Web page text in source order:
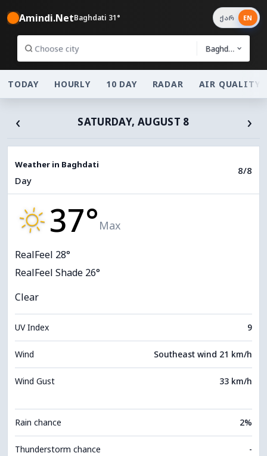
Amindi.NetBaghdati 31°
Baghdati
ქარ EN
TODAY HOURLY 10 DAY RADAR AIR QUALITY
‹ SATURDAY, AUGUST 8 ›
Weather in Baghdati
Day
8/8
37° Max
RealFeel 28°
RealFeel Shade 26°
Clear
UV Index 9
Wind Southeast wind 21 km/h
Wind Gust 33 km/h
Rain chance 2%
Thunderstorm chance -